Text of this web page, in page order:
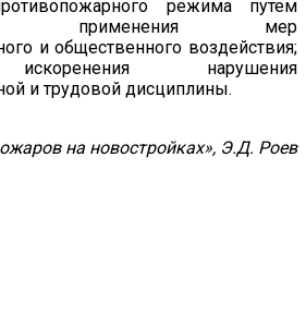
режима путем
применения мер
и общественного воздействия;
нарушения
и трудовой дисциплины.
на новостройках», Э.Д. Роев